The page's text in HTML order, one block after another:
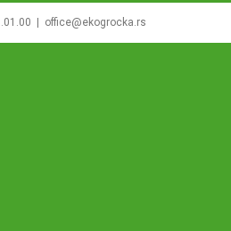
office@ekogrocka.rs